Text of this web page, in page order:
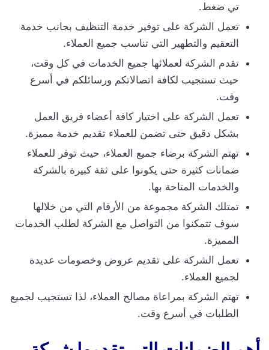
تي ضغط.
تعمل الشركة على توفير خدمة التنظيف بجانب خدمة
التعقيم والتطهير التي تناسب جميع العملاء.
تقدم الشركة لعملائها جميع الخدمات في كل وقت،
حيث تستجيب لكافة اتصالاتكم ورسائلكم في أسرع
وقت.
تعمل الشركة على اختيار كافة أعضاء فريق العمل
بشكل دقيق حتى تضمن للعملاء تقديم خدمة مميزة.
تهتم الشركة برضاء جميع العملاء، حيث توفر للعملاء
ضمانات كثيرة حتى يكونوا على ثقة كبيرة بالشركة
والخدمات المتاحة بها.
تمتلك الشركة مجموعة من الأرقام التي من خلالها
سوف تتمكنوا من التواصل مع الشركة لطلب الخدمات
المميزة.
تعمل الشركة على تقديم عروض وخصومات عديدة
لجميع العملاء.
تهتم الشركة بمراعاة مصالح العملاء، لذا تستجيب لجميع
الطلبات في أسرع وقت.